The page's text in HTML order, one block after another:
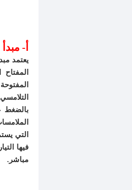
أ-
يعتمد
التي
فيها
مباشر.